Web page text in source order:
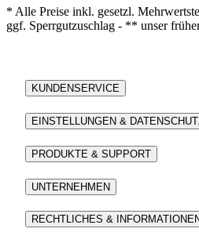
* Alle Preise inkl. gesetzl.
ggf. Sperrgutzuschlag - ** unser
KUNDENSERVICE
EINSTELLUNGEN &
PRODUKTE & SUPPORT
UNTERNEHMEN
RECHTLICHES &